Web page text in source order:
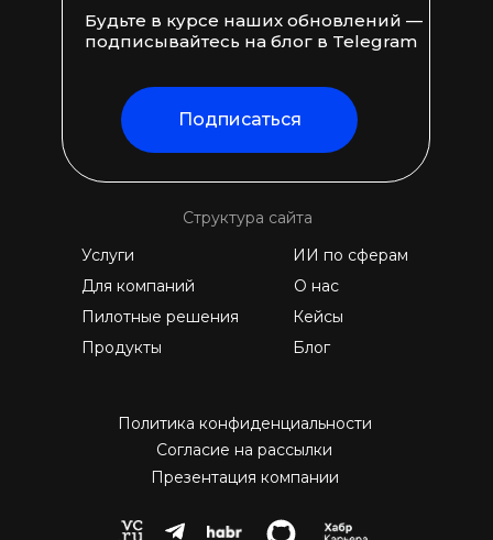
Презентация компании
Согласие на рассылки
Политика конфиденциальности
Подписаться
Будьте в курсе наших обновлений —
подписывайтесь на блог в Telegram
Блог
Продукты
Для компаний
ИИ по сферам
Пилотные решения
Услуги
Кейсы
О нас
Структура сайта